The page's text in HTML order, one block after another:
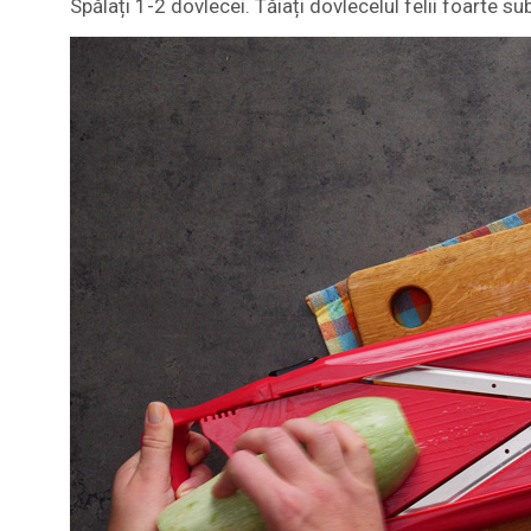
Spălați 1-2 dovlecei. Tăiați dovlecelul felii foarte